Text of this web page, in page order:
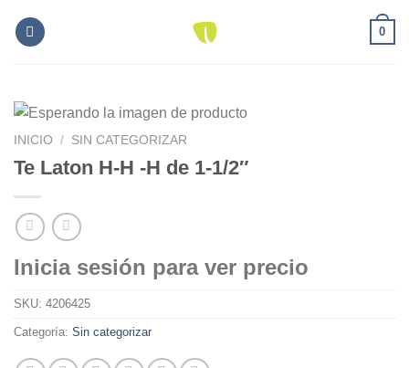
0
INICIO / SIN CATEGORIZAR
Te Laton H-H -H de 1-1/2″
Inicia sesión para ver precio
SKU: 4206425
Categoría: Sin categorizar